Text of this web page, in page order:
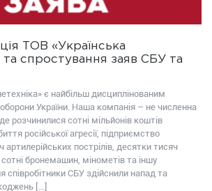
ТОВ «Українська
та спростування заяв СБУ та
є найбільш дисциплінованим
України. Наша компанія – не численна
розчинилися сотні мільйонів коштів
російської агресії, підприємство
артилерійських пострілів, десятки тисяч
сотні бронемашин, мінометів та іншу
співробітники СБУ здійснили напад та
[…]